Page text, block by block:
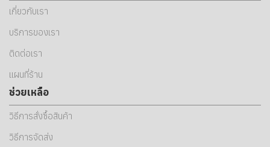
เกี่ยวกับเรา
บริการของเรา
ติดต่อเรา
แผนที่ร้าน
ช่วยเหลือ
วิธีการสั่งซื้อสินค้า
วิธีการจัดส่ง